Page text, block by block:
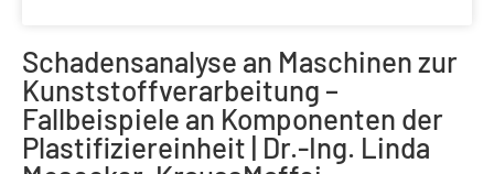
Schadensanalyse an Maschinen zur
Kunststoffverarbeitung –
Fallbeispiele an Komponenten der
Plastifiziereinheit | Dr.-Ing. Linda